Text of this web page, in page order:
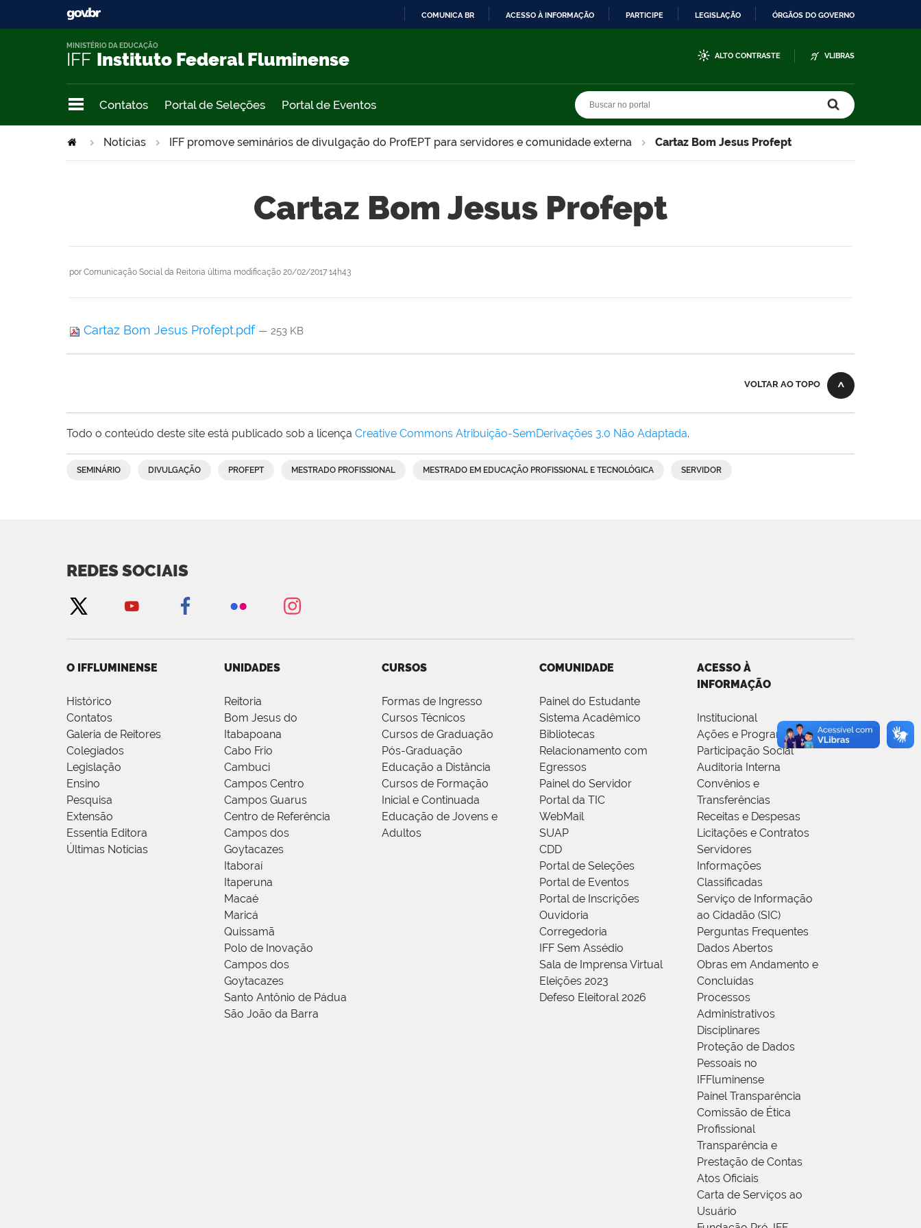
COMUNICA BR ACESSO À INFORMAÇÃO PARTICIPE LEGISLAÇÃO ÓRGÃOS DO GOVERNO
IFF Instituto Federal Fluminense
MINISTÉRIO DA EDUCAÇÃO
ALTO CONTRASTE VLIBRAS
Contatos Portal de Seleções Portal de Eventos
Notícias IFF promove seminários de divulgação do ProfEPT para servidores e comunidade externa Cartaz Bom Jesus Profept
Cartaz Bom Jesus Profept
por Comunicação Social da Reitoria última modificação 20/02/2017 14h43
Cartaz Bom Jesus Profept.pdf — 253 KB
VOLTAR AO TOPO
Todo o conteúdo deste site está publicado sob a licença Creative Commons Atribuição-SemDerivações 3.0 Não Adaptada.
SEMINÁRIO DIVULGAÇÃO PROFEPT MESTRADO PROFISSIONAL MESTRADO EM EDUCAÇÃO PROFISSIONAL E TECNOLÓGICA SERVIDOR
REDES SOCIAIS
O IFFLUMINENSE
Histórico
Contatos
Galeria de Reitores
Colegiados
Legislação
Ensino
Pesquisa
Extensão
Essentia Editora
Últimas Notícias
UNIDADES
Reitoria
Bom Jesus do
Itabapoana
Cabo Frio
Cambuci
Campos Centro
Campos Guarus
Centro de Referência
Campos dos
Goytacazes
Itaboraí
Itaperuna
Macaé
Maricá
Quissamã
Polo de Inovação
Campos dos
Goytacazes
Santo Antônio de Pádua
São João da Barra
CURSOS
Formas de Ingresso
Cursos Técnicos
Cursos de Graduação
Pós-Graduação
Educação a Distância
Cursos de Formação
Inicial e Continuada
Educação de Jovens e
Adultos
COMUNIDADE
Painel do Estudante
Sistema Acadêmico
Bibliotecas
Relacionamento com
Egressos
Painel do Servidor
Portal da TIC
WebMail
SUAP
CDD
Portal de Seleções
Portal de Eventos
Portal de Inscrições
Ouvidoria
Corregedoria
IFF Sem Assédio
Sala de Imprensa Virtual
Eleições 2023
Defeso Eleitoral 2026
ACESSO À
INFORMAÇÃO
Institucional
Ações e Programas
Participação Social
Auditoria Interna
Convênios e
Transferências
Receitas e Despesas
Licitações e Contratos
Servidores
Informações
Classificadas
Serviço de Informação
ao Cidadão (SIC)
Perguntas Frequentes
Dados Abertos
Obras em Andamento e
Concluídas
Processos
Administrativos
Disciplinares
Proteção de Dados
Pessoais no
IFFluminense
Painel Transparência
Comissão de Ética
Profissional
Transparência e
Prestação de Contas
Atos Oficiais
Carta de Serviços ao
Usuário